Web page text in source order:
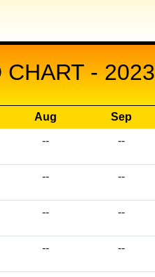
CHART - 2023
Aug Sep
-- --
-- --
-- --
-- --